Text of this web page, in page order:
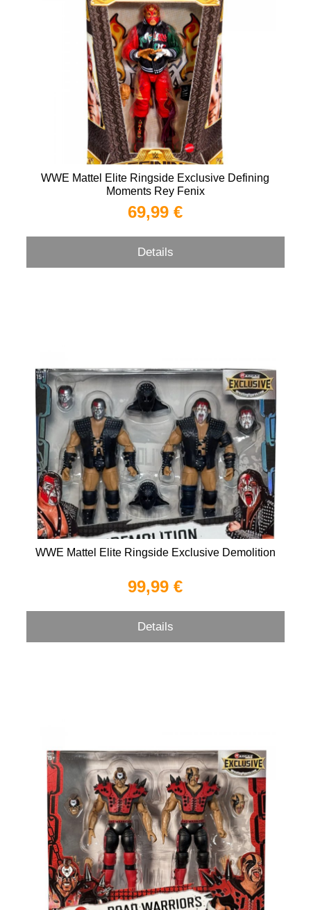
WWE Mattel Elite Ringside Exclusive Defining
Moments Rey Fenix
69,99 €
Details
WWE Mattel Elite Ringside Exclusive Demolition
99,99 €
Details